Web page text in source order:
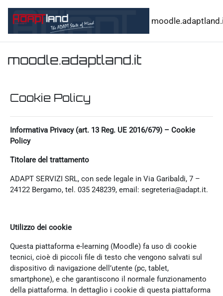
moodle.adaptland.it
Cookie Policy
Informativa Privacy (art. 13 Reg. UE 2016/679) – Cookie
Policy
Titolare del trattamento
ADAPT SERVIZI SRL, con sede legale in Via Garibaldi, 7 –
24122 Bergamo, tel. 035 248239, email: segreteria@adapt.it.
Utilizzo dei cookie
Questa piattaforma e-learning (Moodle) fa uso di cookie
tecnici, cioè di piccoli file di testo che vengono salvati sul
dispositivo di navigazione dell’utente (pc, tablet,
smartphone), e che garantiscono il normale funzionamento
della piattaforma. In dettaglio i cookie di questa piattaforma